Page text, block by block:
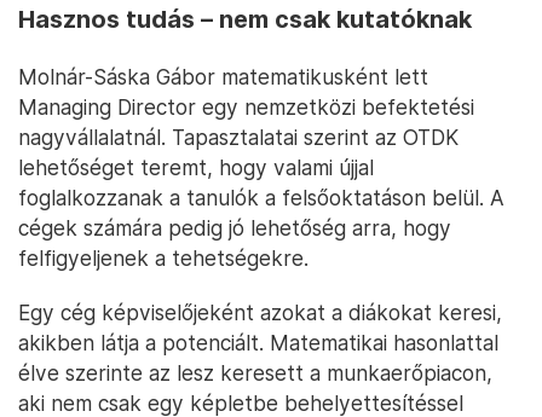
Hasznos tudás – nem csak kutatóknak
Molnár-Sáska Gábor matematikusként lett
Managing Director egy nemzetközi befektetési
nagyvállalatnál. Tapasztalatai szerint az OTDK
lehetőséget teremt, hogy valami újjal
foglalkozzanak a tanulók a felsőoktatáson belül. A
cégek számára pedig jó lehetőség arra, hogy
felfigyeljenek a tehetségekre.
Egy cég képviselőjeként azokat a diákokat keresi,
akikben látja a potenciált. Matematikai hasonlattal
élve szerinte az lesz keresett a munkaerőpiacon,
aki nem csak egy képletbe behelyettesítéssel